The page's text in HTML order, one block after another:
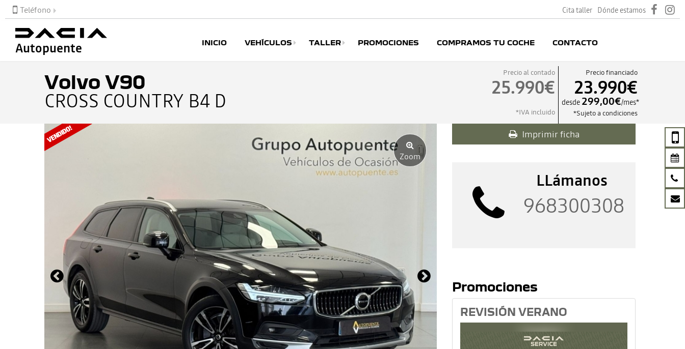
Teléfono Cita taller Dónde estamos
Autopuente INICIO VEHÍCULOS TALLER PROMOCIONES COMPRAMOS TU COCHE CONTACTO
Volvo V90
CROSS COUNTRY B4 D
Precio al contado
25.990€
*IVA incluido
Precio financiado
23.990€
desde 299,00€/mes*
*Sujeto a condiciones
Zoom
Imprimir ficha
LLámanos
968300308
Promociones
REVISIÓN VERANO